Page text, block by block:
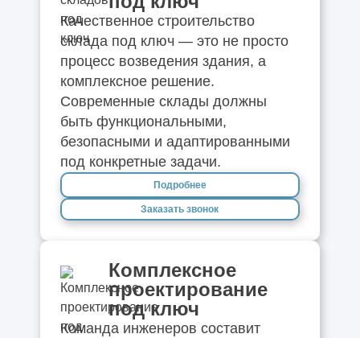
Качественное строительство
склада под ключ — это не просто
процесс возведения здания, а
комплексное решение.
Современные склады должны
быть функциональными,
безопасными и адаптированными
под конкретные задачи.
Подробнее
Заказать звонок
Комплексное
проектирование
под ключ
Команда инженеров составит